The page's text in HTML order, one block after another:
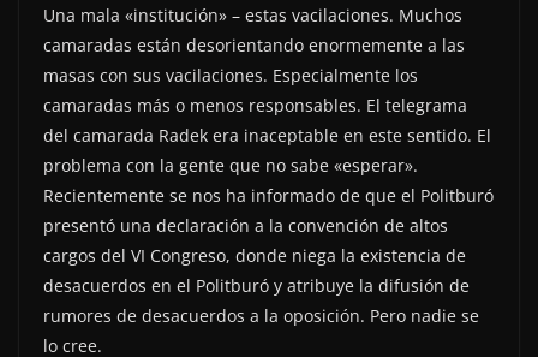
Una mala «institución» – estas vacilaciones. Muchos
camaradas están desorientando enormemente a las
masas con sus vacilaciones. Especialmente los
camaradas más o menos responsables. El telegrama
del camarada Radek era inaceptable en este sentido. El
problema con la gente que no sabe «esperar».
Recientemente se nos ha informado de que el Politburó
presentó una declaración a la convención de altos
cargos del VI Congreso, donde niega la existencia de
desacuerdos en el Politburó y atribuye la difusión de
rumores de desacuerdos a la oposición. Pero nadie se
lo cree.